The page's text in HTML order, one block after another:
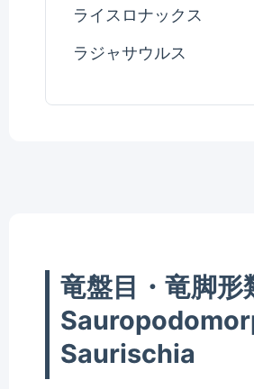
ライスロナックス
ラジャサウルス
竜盤目・竜脚形
Saurischia